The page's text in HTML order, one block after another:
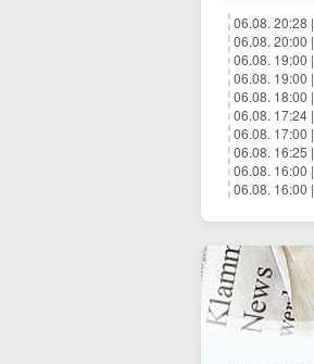
06.08. 20:28 |
06.08. 20:00 |
06.08. 19:00 |
06.08. 19:00 |
06.08. 18:00 |
06.08. 17:24 |
06.08. 17:00 |
06.08. 16:25 |
06.08. 16:00 |
06.08. 16:00 |